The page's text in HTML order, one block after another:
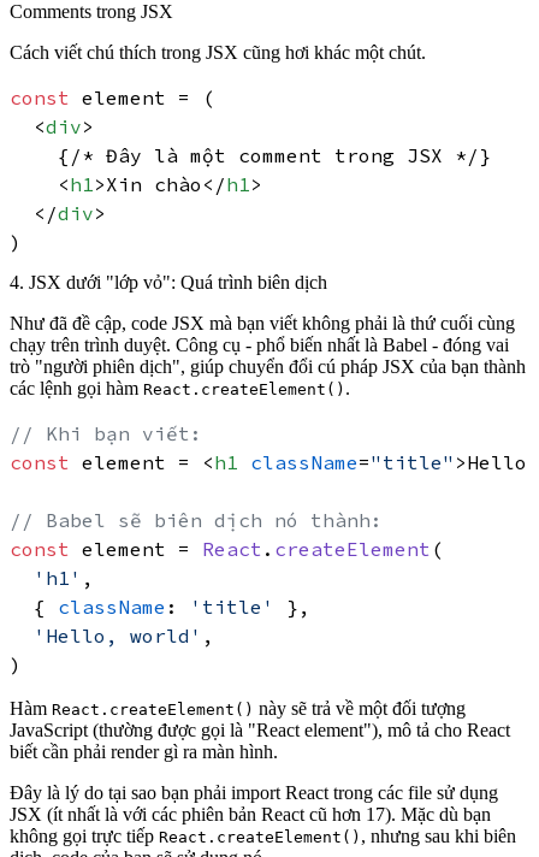
Comments trong JSX
Cách viết chú thích trong JSX cũng hơi khác một chút.
const element = (
<div>
    {/* Đây là một comment trong JSX */}
<h1>Xin chào </h1>
</div>
4. JSX dưới "lớp vỏ": Quá trình biên dịch
Như đã đề cập, code JSX mà bạn viết không phải là thứ cuối cùng
chạy trên trình duyệt. Công cụ - phổ biến nhất là Babel - đóng vai
trò "người phiên dịch", giúp chuyển đổi cú pháp JSX của bạn thành
các lệnh gọi hàm React.createElement() .
// Khi bạn viết:
const element = <h1 className="title" >
// Babel sẽ biên dịch nó thành:
const element = React . createElement (
'h1' ,
  {
className : 'title'
},
'Hello, world' ,
Hàm React.createElement() này sẽ trả về một đối tượng
JavaScript (thường được gọi là "React element"), mô tả cho React
biết cần phải render gì ra màn hình.
Đây là lý do tại sao bạn phải import React trong các file sử dụng
JSX (ít nhất là với các phiên bản React cũ hơn 17). Mặc dù bạn
không gọi trực tiếp React.createElement() , nhưng sau khi biên